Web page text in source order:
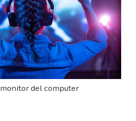
del computer